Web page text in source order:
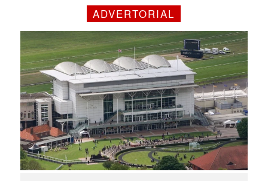
✕
ADVERTORIAL